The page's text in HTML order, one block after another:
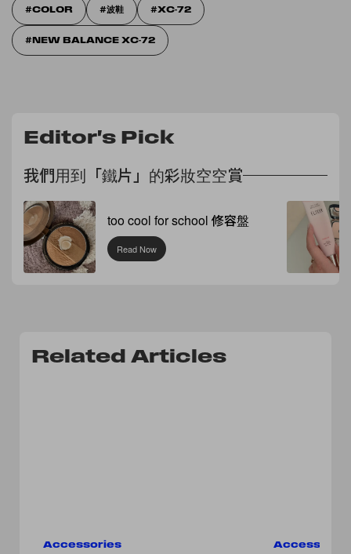
COLOR 波鞋 XC-72
NEW BALANCE XC-72
Editor's Pick
我們用到「鐵片」的彩妝空空賞
too cool for school 修容盤
Read Now
Related Articles
Accessories